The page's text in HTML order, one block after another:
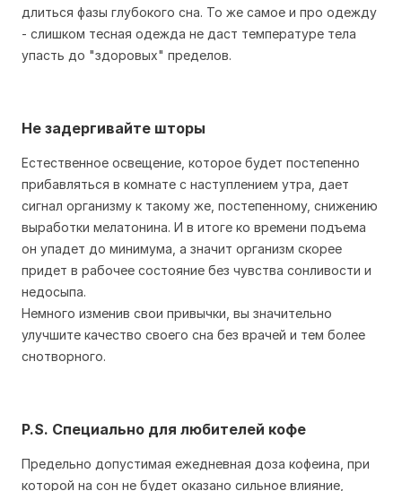
длиться фазы глубокого сна. То же самое и про одежду
- слишком тесная одежда не даст температуре тела
упасть до "здоровых" пределов.
Не задергивайте шторы
Естественное освещение, которое будет постепенно
прибавляться в комнате с наступлением утра, дает
сигнал организму к такому же, постепенному, снижению
выработки мелатонина. И в итоге ко времени подъема
он упадет до минимума, а значит организм скорее
придет в рабочее состояние без чувства сонливости и
недосыпа.
Немного изменив свои привычки, вы значительно
улучшите качество своего сна без врачей и тем более
снотворного.
P.S. Специально для любителей кофе
Предельно допустимая ежедневная доза кофеина, при
которой на сон не будет оказано сильное влияние,